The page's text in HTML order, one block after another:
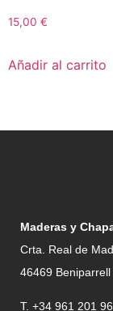
15,00 €
Añadir al carrito
Maderas y
Crta. Real de
46469 Beniparrell
T. +34 961 201